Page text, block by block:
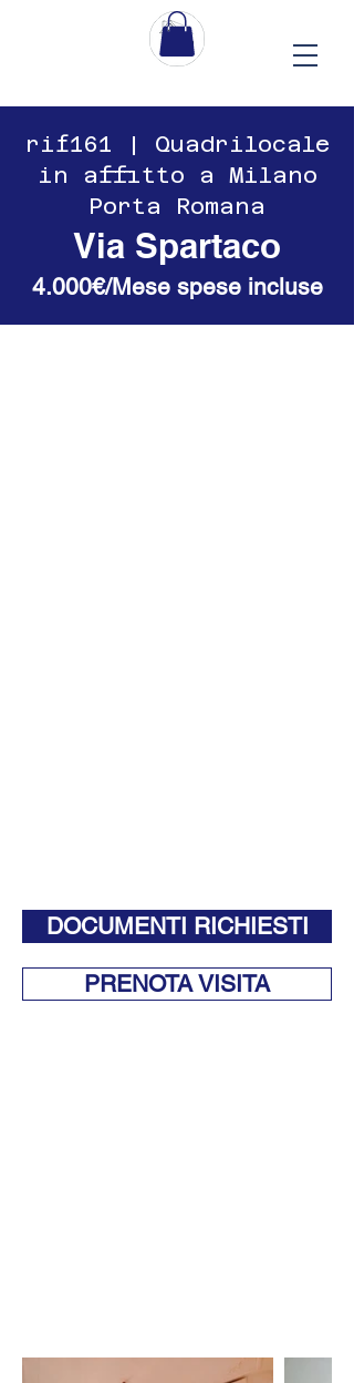
​​rif161 | Quadrilocale
in affitto a Milano
Porta Romana
Via Spartaco
4.000€/Mese spese incluse
DOCUMENTI RICHIESTI
PRENOTA VISITA